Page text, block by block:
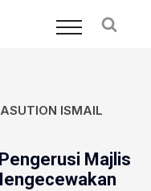
ISMAIL
Majlis